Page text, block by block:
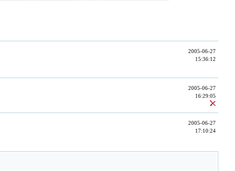
2005-06-27
15:36:12
2005-06-27
16:29:05
2005-06-27
17:10:24